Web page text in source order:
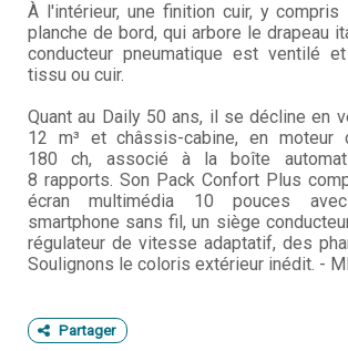
À l'intérieur, une finition cuir, y
planche de bord, qui arbore le drapeau
conducteur pneumatique est ventilé
tissu ou cuir.
Quant au Daily 50 ans, il se décline en
12 m³ et châssis-cabine, en
180 ch, associé à la boîte
8 rapports. Son Pack Confort Plus
écran multimédia 10 pouces avec
smartphone sans fil, un siège
régulateur de vitesse adaptatif, des
Soulignons le coloris extérieur inédit. -
Partager